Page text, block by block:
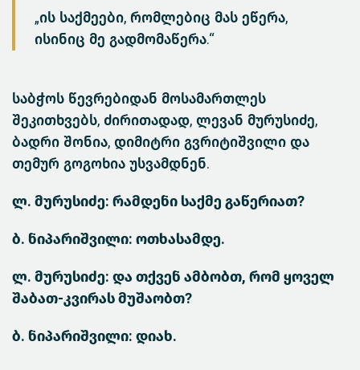
„ის საქმეები, რომლებიც მას ეწერა,
ისინიც მე გადმომაწერა.“
საბჭოს წევრებიდან მოსამართლეს
შეკითხვებს, ძირითადად, ლევან მურუსიძე,
ბადრი შონია, დიმიტრი გვრიტიშვილი და
თემურ გოგოხია უსვამდნენ.
ლ. მურუსიძე: რამდენი საქმე გაწერიათ?
ბ. ნიპარიშვილი: ოთხასამდე.
ლ. მურუსიძე: და თქვენ ამბობთ, რომ ყოველ
შაბათ-კვირას მუშაობთ?
ბ. ნიპარიშვილი: დიახ.